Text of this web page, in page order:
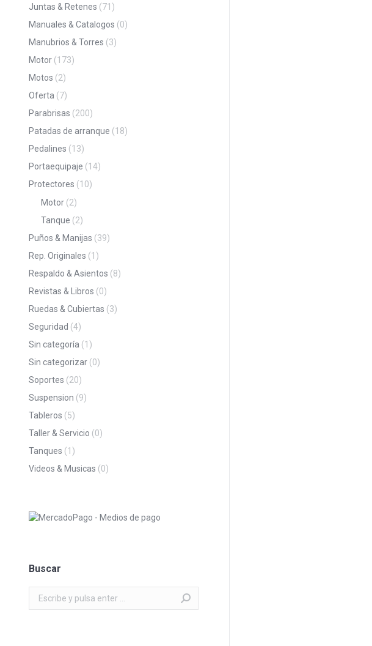
Juntas & Retenes (71)
Manuales & Catalogos (0)
Manubrios & Torres (3)
Motor (173)
Motos (2)
Oferta (7)
Parabrisas (200)
Patadas de arranque (18)
Pedalines (13)
Portaequipaje (14)
Protectores (10)
Motor (2)
Tanque (2)
Puños & Manijas (39)
Rep. Originales (1)
Respaldo & Asientos (8)
Revistas & Libros (0)
Ruedas & Cubiertas (3)
Seguridad (4)
Sin categoría (1)
Sin categorizar (0)
Soportes (20)
Suspension (9)
Tableros (5)
Taller & Servicio (0)
Tanques (1)
Videos & Musicas (0)
Buscar